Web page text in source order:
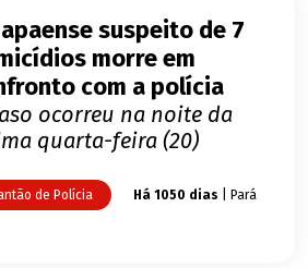
suspeito de 7
morre em
com a polícia
ocorreu na noite da
quarta-feira (20)
de Polícia Há 1050 dias | Pará